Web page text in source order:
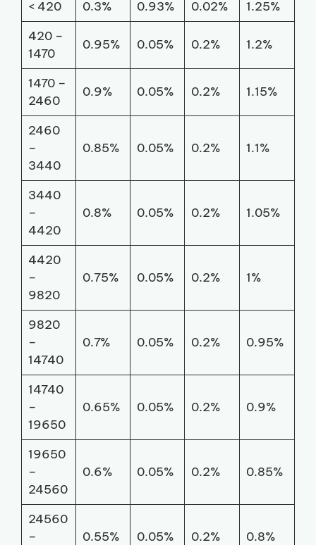
< 420 0.3% 0.93% 0.02%
1.25%
420 –
1470
0.95% 0.05% 0.2% 1.2%
1470 –
2460
0.9% 0.05% 0.2% 1.15%
2460
–
3440
0.85% 0.05% 0.2% 1.1%
3440
–
4420
0.8% 0.05% 0.2% 1.05%
4420
–
9820
0.75% 0.05% 0.2% 1%
9820
–
14740
0.7% 0.05% 0.2% 0.95%
14740
–
19650
0.65% 0.05% 0.2% 0.9%
19650
–
24560
0.6% 0.05% 0.2% 0.85%
24560
–
0.55% 0.05% 0.2% 0.8%